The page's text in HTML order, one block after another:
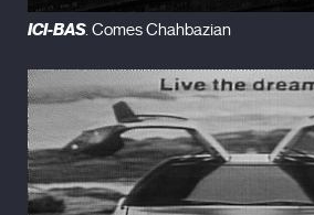
ICI-BAS. Comes Chahbazian